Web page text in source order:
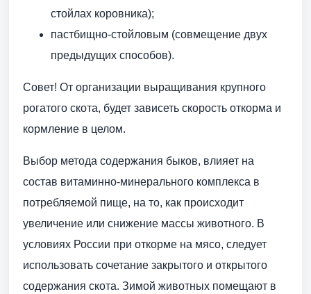
стойлах коровника);
пастбищно-стойловым (совмещение двух
предыдущих способов).
Совет! От организации выращивания крупного
рогатого скота, будет зависеть скорость откорма и
кормление в целом.
Выбор метода содержания быков, влияет на
состав витаминно-минерального комплекса в
потребляемой пище, на то, как происходит
увеличение или снижение массы животного. В
условиях России при откорме на мясо, следует
использовать сочетание закрытого и открытого
содержания скота. Зимой животных помещают в